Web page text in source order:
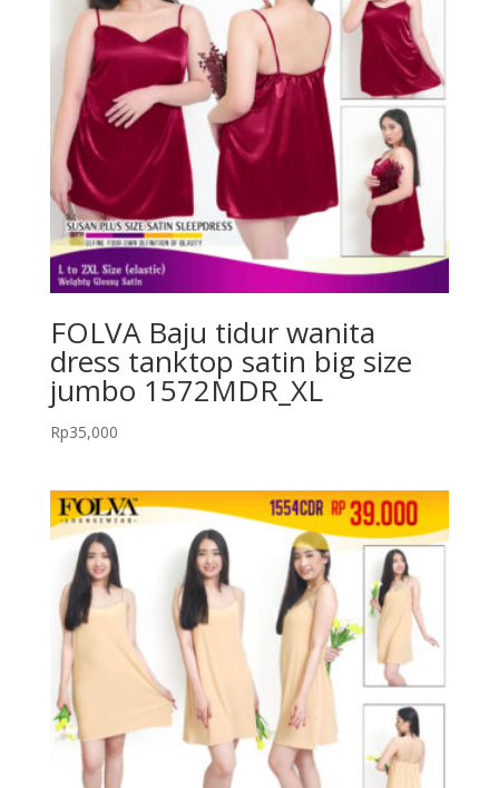
FOLVA Baju tidur wanita
dress tanktop satin big size
jumbo 1572MDR_XL
Rp35,000